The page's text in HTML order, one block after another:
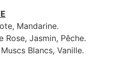
Mandarine.
Jasmin, Pêche.
Blancs, Vanille.